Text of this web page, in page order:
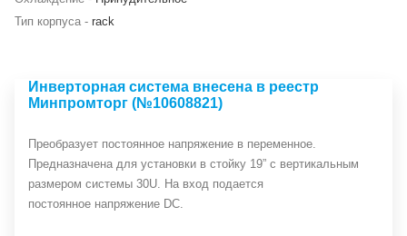
Тип корпуса - rack
Инверторная система внесена в реестр
Минпромторг (№10608821)
Преобразует постоянное напряжение в переменное.
Предназначена для установки в стойку 19” с вертикальным
размером системы 30U. На вход подается
постоянное напряжение DC.